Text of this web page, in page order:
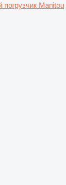
погрузчик Manitou